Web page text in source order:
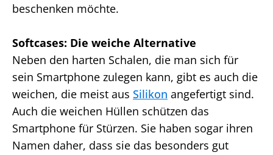
beschenken möchte.
Softcases: Die weiche Alternative
Neben den harten Schalen, die man sich für
sein Smartphone zulegen kann, gibt es auch die
weichen, die meist aus Silikon angefertigt sind.
Auch die weichen Hüllen schützen das
Smartphone für Stürzen. Sie haben sogar ihren
Namen daher, dass sie das besonders gut